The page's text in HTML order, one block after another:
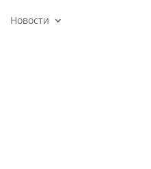
Новости